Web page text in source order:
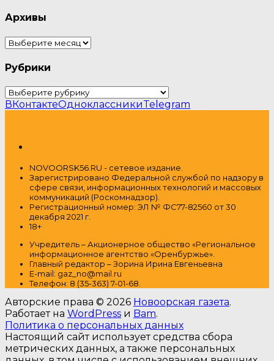
Архивы
Архивы
Рубрики
Рубрики
ВКонтактеОдноклассникиTelegram
NOVOORSK56.RU - сетевое издание.
Зарегистрировано Федеральной службой по надзору в
сфере связи, информационных технологий и массовых
коммуникаций (Роскомнадзор).
Регистрационный номер: ЭЛ № ФС77-82560 от 30
декабря 2021 г.
18+
Учредитель – Акционерное общество «Региональное
информационное агентство «Оренбуржье».
Главный редактор – Зорина Ирина Евгеньевна
E-mail: gaz_no@mail.ru
Телефон: 8 (35-363) 7-01-68.
Авторские права © 2026 Новоорская газета.
Работает на WordPress и Bam.
Политика о персональных данных
Настоящий сайт использует средства сбора
метрических данных, а также персональных